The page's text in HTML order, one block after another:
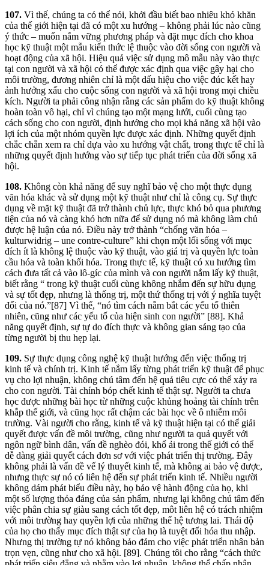
107. Vì thế, chúng ta có thể nói, khởi đầu biết bao nhiêu khó khăn
của thế giới hiện tại đã có một xu hướng – không phải lúc nào cũng
ý thức – muốn nắm vững phương pháp và đặt mục đích cho khoa
học kỹ thuật một mẫu kiến thức lệ thuộc vào đời sống con người và
hoạt động của xã hội. Hiệu quả việc sử dụng mô mẫu này vào thực
tại con người và xã hội có thể được xác định qua việc gây hại cho
môi trường, đương nhiên chỉ là một dấu hiệu cho việc đúc kết hay
ảnh hưởng xấu cho cuộc sống con người và xã hội trong mọi chiều
kích. Người ta phải công nhận rằng các sản phẩm do kỹ thuật không
hoàn toàn vô hại, chỉ vì chúng tạo một mạng lưới, cuối cùng tạo
cách sống cho con người, định hướng cho mọi khả năng xã hội vào
lợi ích của một nhóm quyền lực được xác định. Những quyết định
chắc chắn xem ra chỉ dựa vào xu hướng vật chất, trong thực tế chỉ là
những quyết định hướng vào sự tiếp tục phát triển của đời sống xã
hội.
108. Không còn khả năng để suy nghĩ bảo vệ cho một thực dụng
văn hóa khác và sử dụng một kỹ thuật như chỉ là công cụ. Sự thực
dụng về mặt kỹ thuật đã trở thành chủ lực, thực khó bỏ qua phương
tiện của nó và càng khó hơn nữa để sử dụng nó mà không làm chủ
được hệ luận của nó. Điều này trở thành “chống văn hóa –
kulturwidrig – une contre-culture” khi chọn một lối sống với mục
đích ít là không lệ thuộc vào kỹ thuật, vào giá trị và quyền lực toàn
cầu hóa và toàn khối hóa. Trong thực tế, kỹ thuật có xu hướng tìm
cách đưa tất cả vào lô-gíc của mình và con người nắm lấy kỹ thuật,
biết rằng “ trong kỹ thuật cuối cùng không nhắm đến sự hữu dụng
và sự tốt đẹp, nhưng là thống trị, một thứ thống trị với ý nghĩa tuyệt
đối của nó.”[87] Vì thế, “nó tìm cách nắm bắt các yếu tố thiên
nhiên, cũng như các yếu tố của hiện sinh con người” [88]. Khả
năng quyết định, sự tự do đích thực và không gian sáng tạo của
từng người bị thu hẹp lại.
109. Sự thực dụng công nghệ kỹ thuật hướng đến việc thống trị
kinh tế và chính trị. Kinh tế nắm lấy từng phát triển kỹ thuật để phục
vụ cho lợi nhuận, không chú tâm đến hệ quả tiêu cực có thể xảy ra
cho con người. Tài chính bóp chết kinh tế thật sự. Người ta chưa
học được những bài học từ những cuộc khủng hoảng tài chính trên
khắp thế giới, và cũng học rất chậm các bài học về ô nhiễm môi
trường. Vài người cho rằng, kinh tế và kỹ thuật hiện tại có thể giải
quyết được vấn đề môi trường, cũng như người ta quả quyết với
ngôn ngữ bình dân, vấn đề nghèo đói, khổ ải trong thế giới có thể
dễ dàng giải quyết cách đơn sơ với việc phát triển thị trường. Đây
không phải là vấn đề vế lý thuyết kinh tế, mà không ai bảo vệ được,
nhưng thực sự nó có liên hệ đến sự phát triển kinh tế. Nhiều người
không dám phát biểu điều này, họ bảo vệ hành động của họ, khi
một số lượng thỏa đáng của sản phẩm, nhưng lại không chú tâm đến
việc phân chia sự giàu sang cách tốt đẹp, môt liên hệ có trách nhiệm
với môi trường hay quyền lợi của những thế hệ tương lai. Thái độ
của họ cho thấy mục đích thật sự của họ là tuyệt đối hóa thu nhập.
Nhưng thị trường tự nó không bảo đảm cho việc phát triển nhân bản
trọn vẹn, cũng như cho xã hội. [89]. Chúng tôi cho rằng “cách thức